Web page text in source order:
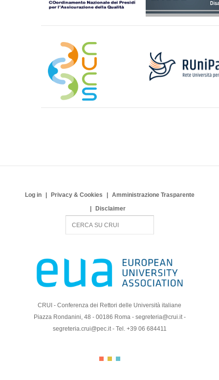
Log in Privacy & Cookies
Amministrazione Trasparente
Disclaimer
c
CRUI - Conferenza dei Rettori delle Università italiane
Piazza Rondanini, 48 - 00186 Roma - segreteria@crui.it -
segreteria.crui@pec.it - Tel. +39 06 684411